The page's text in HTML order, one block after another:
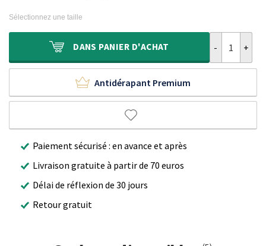
300,00 €.
143,95 €.
Sélectionnez une taille
DANS PANIER D'ACHAT
Antidérapant Premium
Paiement sécurisé : en avance et après
Livraison gratuite à partir de 70 euros
Délai de réflexion de 30 jours
Retour gratuit